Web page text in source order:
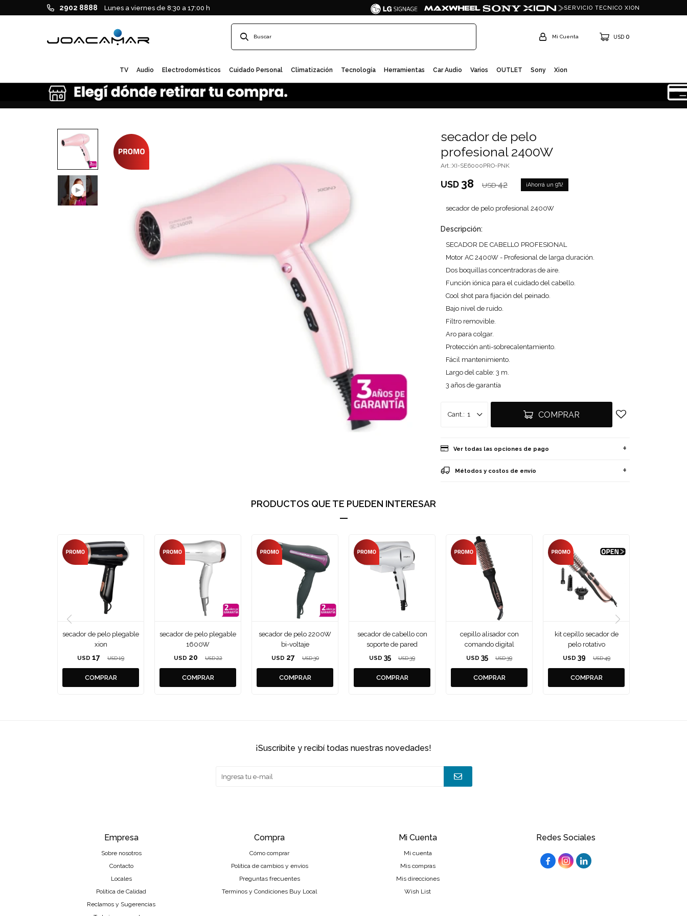
TV Audio Electrodomésticos Cuidado Personal Climatización Tecnología Herramientas Car Audio Varios OUTLET Sony Xion
USD 0
2902 8888 Lunes a viernes de 8:30 a 17:00 h SERVICIO TECNICO XION
secador de pelo
profesional 2400W
XI-SE6000PRO-PNK
USD 38 USD 42 9
secador de pelo profesional 2400W
Descripción:
SECADOR DE CABELLO PROFESIONAL
Motor AC 2400W - Profesional de larga duración.
Dos boquillas concentradoras de aire.
Función iónica para el cuidado del cabello.
Cool shot para fijación del peinado.
Bajo nivel de ruido.
Filtro removible.
Aro para colgar.
Protección anti-sobrecalentamiento.
Fácil mantenimiento.
Largo del cable: 3 m.
3 años de garantía
1 COMPRAR
Ver todas las opciones de pago
Métodos y costos de envío
PRODUCTOS QUE TE PUEDEN INTERESAR
secador de pelo plegable
xion
USD 17 USD 19
secador de pelo plegable
1600W
USD 20 USD 22
secador de pelo 2200W
bi-voltaje
USD 27 USD 30
secador de cabello con
soporte de pared
USD 35 USD 39
cepillo alisador con
comando digital
USD 35 USD 39
kit cepillo secador de
pelo rotativo
USD 39 USD 49
Redes Sociales
  
Empresa
Sobre nosotros
Contacto
Locales
Política de Calidad
Reclamos y Sugerencias
Compra
Cómo comprar
Política de cambios y envíos
Preguntas frecuentes
Terminos y Condiciones Buy Local
Mi Cuenta
Mi cuenta
Mis compras
Mis direcciones
Wish List
¡suscribite y recibí todas nuestras novedades!